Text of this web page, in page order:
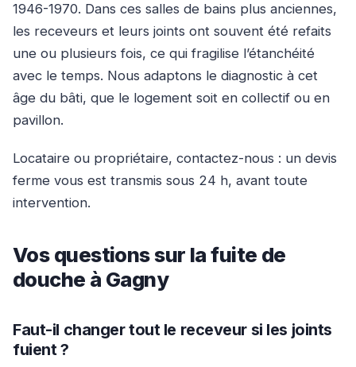
1946-1970. Dans ces salles de bains plus anciennes,
les receveurs et leurs joints ont souvent été refaits
une ou plusieurs fois, ce qui fragilise l’étanchéité
avec le temps. Nous adaptons le diagnostic à cet
âge du bâti, que le logement soit en collectif ou en
pavillon.
Locataire ou propriétaire, contactez-nous : un devis
ferme vous est transmis sous 24 h, avant toute
intervention.
Vos questions sur la fuite de
douche à Gagny
Faut-il changer tout le receveur si les joints
fuient ?